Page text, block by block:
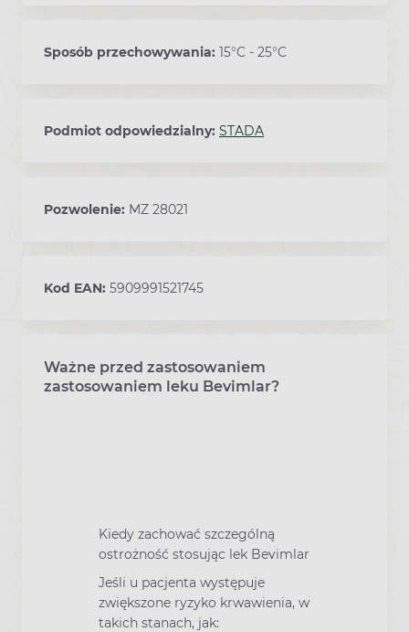
Sposób przechowywania: 15°C - 25°C
Podmiot odpowiedzialny: STADA
Pozwolenie: MZ 28021
Kod EAN: 5909991521745
Ważne przed zastosowaniem
Co warto wiedzieć przed
zastosowaniem leku Bevimlar?
Kiedy zachować szczególną
ostrożność stosując lek Bevimlar
Jeśli u pacjenta występuje
zwiększone ryzyko krwawienia, w
takich stanach, jak: